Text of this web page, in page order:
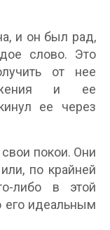
и он был рад,
слово. Это
от нее
и ее
ее через
покои. Они
по крайней
либо в этой
его идеальным